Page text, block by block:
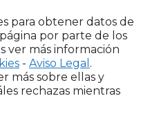
para obtener datos de
por parte de los
ver más información
- Aviso Legal .
más sobre ellas y
rechazas mientras
también rompe
comunitarios es una
Cáritas destaca la
social y
políticas públicas.
identidad trabajar